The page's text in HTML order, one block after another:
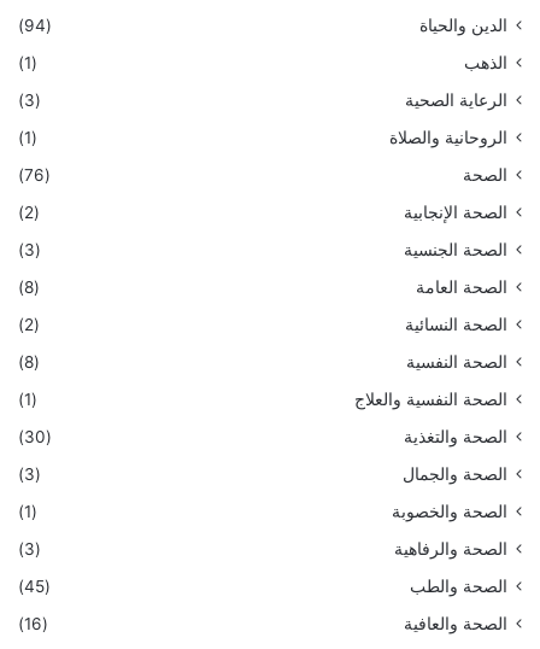
الدين والحياة
(94)
الذهب
(1)
الرعاية الصحية
(3)
الروحانية والصلاة
(1)
الصحة
(76)
الصحة الإنجابية
(2)
الصحة الجنسية
(3)
الصحة العامة
(8)
الصحة النسائية
(2)
الصحة النفسية
(8)
الصحة النفسية والعلاج
(1)
الصحة والتغذية
(30)
الصحة والجمال
(3)
الصحة والخصوبة
(1)
الصحة والرفاهية
(3)
الصحة والطب
(45)
الصحة والعافية
(16)